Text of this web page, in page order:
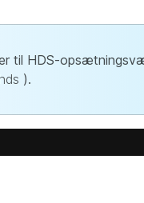
til HDS-
).